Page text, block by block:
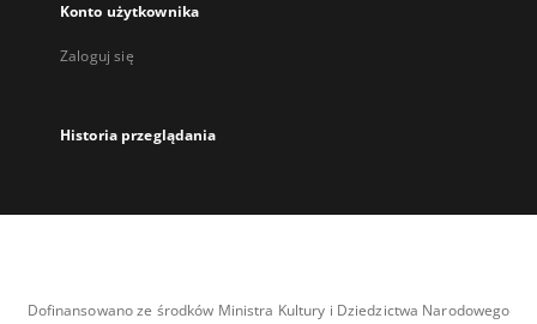
Konto użytkownika
Zaloguj się
Historia przeglądania
Dofinansowano ze środków Ministra Kultury i Dziedzictwa Narodowego